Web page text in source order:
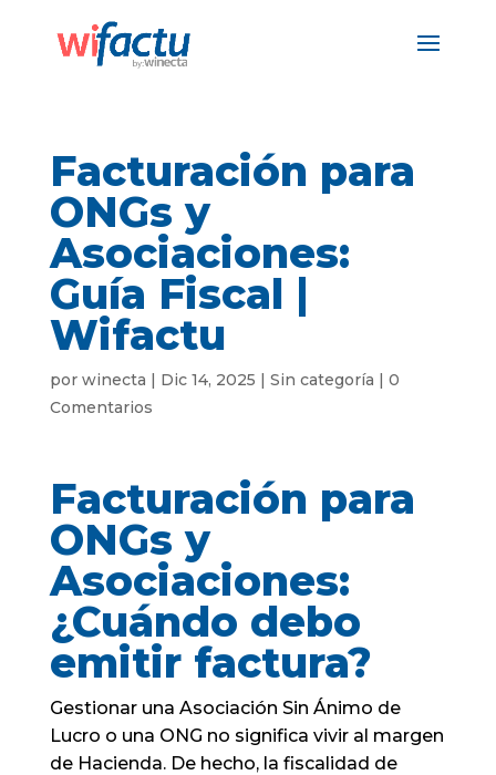
Facturación para
ONGs y
Asociaciones:
Guía Fiscal |
Wifactu
por winecta | Dic 14, 2025 | Sin categoría | 0
Comentarios
Facturación para
ONGs y
Asociaciones:
¿Cuándo debo
emitir factura?
Gestionar una Asociación Sin Ánimo de
Lucro o una ONG no significa vivir al margen
de Hacienda. De hecho, la fiscalidad de